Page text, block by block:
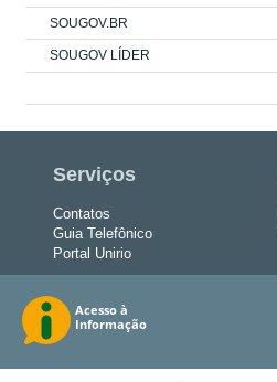
SOUGOV.BR
SOUGOV LÍDER
Serviços
Contatos
Guia Telefônico
Portal Unirio